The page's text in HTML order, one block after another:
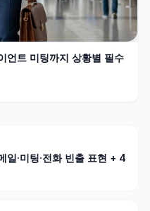
언트 미팅까지 상황별 필수
·미팅·전화 빈출 표현 + 4